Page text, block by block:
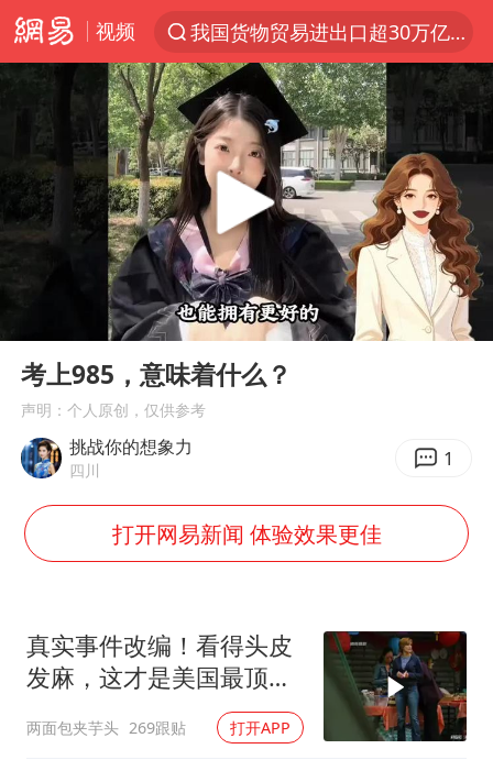
视频
我国货物贸易进出口超30万亿元
上半年我国机械工业经济运行稳中有进
官方通报教师招聘笔试前13名被淘汰
河南撤回“领导带薪错峰休假”通知
泰国枪击案凶手先杀祖父母后行凶
台风“白海豚”体型变大！环流面积接近13个浙江那么大
泰国校园枪击案死亡人数升至7人
东航新规：提前14天可免费退改签
曝美拒绝乌增购“爱国者”导弹请求
广岛核爆81周年央视播《奥本海默》
全球百万人“花钱干农活”
DeepSeek投资宇树科技意味什么
Play
00:21
考上985，意味着什么？
声明：个人原创，仅供参考
挑战你的想象力
四川 1
打开网易新闻 体验效果更佳
真实事件改编！看得头皮
发麻，这才是美国最顶级
两面包夹芋头 269跟贴 打开APP